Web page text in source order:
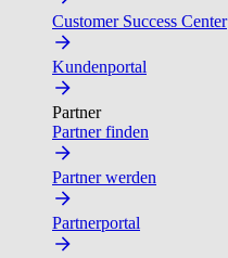
Customer Success Center
Kundenportal
Partner
Partner finden
Partner werden
Partnerportal